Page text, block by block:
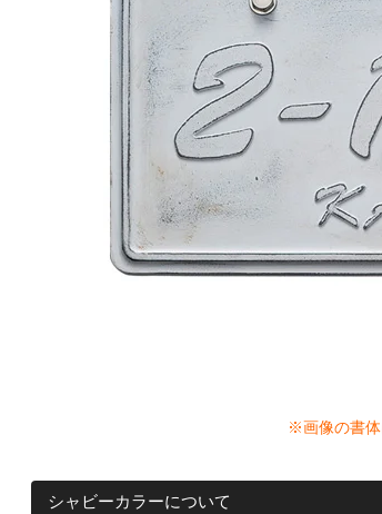
※画像の書体
シャビーカラーについて